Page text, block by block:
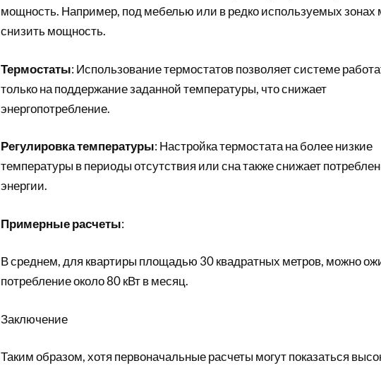
мощность. Например, под мебелью или в редко используемых зонах
снизить мощность.
Термостаты: Использование термостатов позволяет системе
только на поддержание заданной температуры, что снижает
энергопотребление.
Регулировка температуры: Настройка термостата на более низкие
температуры в периоды отсутствия или сна также снижает
энергии.
Примерные расчеты:
В среднем, для квартиры площадью 30 квадратных метров, можно
потребление около 80 кВт в месяц.
Заключение
Таким образом, хотя первоначальные расчеты могут показаться